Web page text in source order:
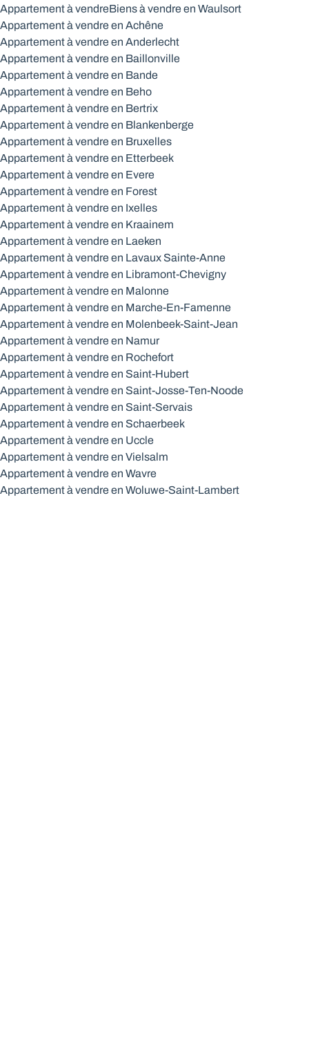
Max. budget
Chercher
Appartement à vendreBiens à vendre en Waulsort
Appartement à vendre en Achêne
Appartement à vendre en Anderlecht
Appartement à vendre en Baillonville
Appartement à vendre en Bande
Appartement à vendre en Beho
Appartement à vendre en Bertrix
Appartement à vendre en Blankenberge
Appartement à vendre en Bruxelles
Appartement à vendre en Etterbeek
Appartement à vendre en Evere
Appartement à vendre en Forest
Appartement à vendre en Ixelles
Appartement à vendre en Kraainem
Appartement à vendre en Laeken
Appartement à vendre en Lavaux Sainte-Anne
Appartement à vendre en Libramont-Chevigny
Appartement à vendre en Malonne
Appartement à vendre en Marche-En-Famenne
Appartement à vendre en Molenbeek-Saint-Jean
Appartement à vendre en Namur
Appartement à vendre en Rochefort
Appartement à vendre en Saint-Hubert
Appartement à vendre en Saint-Josse-Ten-Noode
Appartement à vendre en Saint-Servais
Appartement à vendre en Schaerbeek
Appartement à vendre en Uccle
Appartement à vendre en Vielsalm
Appartement à vendre en Wavre
Appartement à vendre en Woluwe-Saint-Lambert